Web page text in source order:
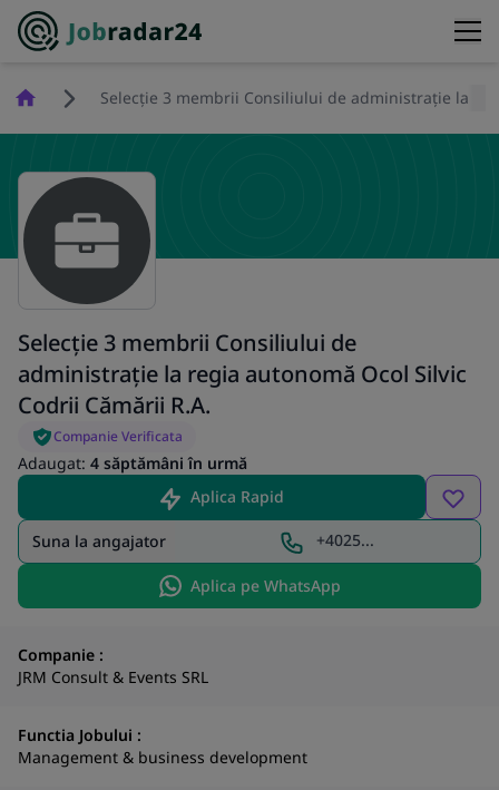
HomepageSelecție 3 membrii Consiliului de administrație la
Selecție 3 membrii Consiliului de
administrație la regia autonomă Ocol Silvic
Codrii Cămării R.A.
Companie Verificata
Adaugat: 4 săptămâni în urmă
Aplica Rapid
Suna la angajator +4025...
Aplica pe WhatsApp
Companie :
JRM Consult & Events SRL
Functia Jobului :
Management & business development